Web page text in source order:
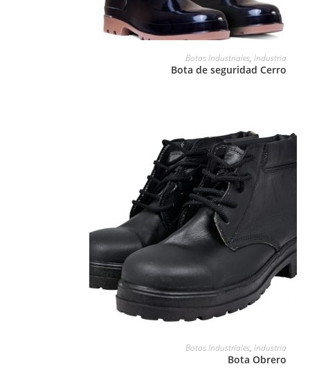
Botas Industriales,Industria
Bota de seguridad Cerro
Botas Industriales,Industria
Bota Obrero